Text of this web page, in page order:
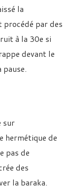
la
procédé par des
à la 30e si
devant le
pause.
sur
hermétique de
pas de
des
la baraka.